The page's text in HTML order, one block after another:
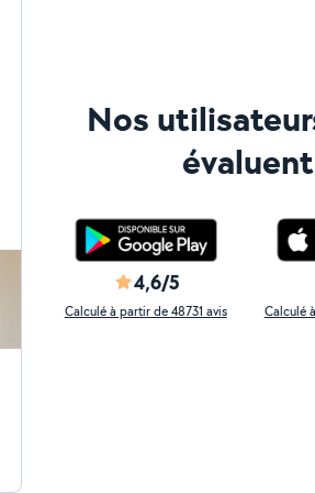
Nos
évaluent
4,6/5
Calculé à partir de 48731 avis Calculé